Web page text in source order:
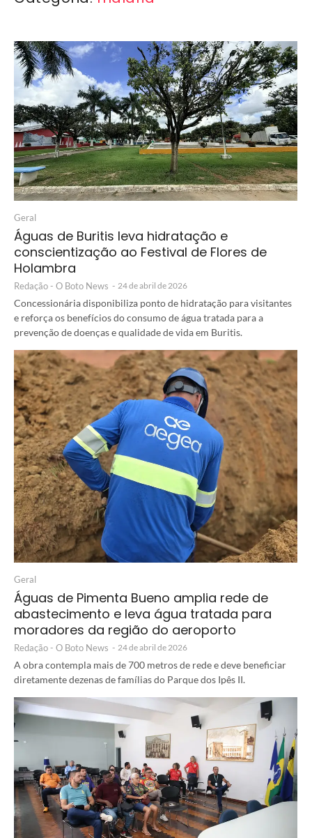
Geral
Águas de Buritis leva hidratação e
conscientização ao Festival de Flores de
Holambra
Redação - O Boto News - 24 de abril de 2026
Concessionária disponibiliza ponto de hidratação para visitantes
e reforça os benefícios do consumo de água tratada para a
prevenção de doenças e qualidade de vida em Buritis.
Geral
Águas de Pimenta Bueno amplia rede de
abastecimento e leva água tratada para
moradores da região do aeroporto
Redação - O Boto News - 24 de abril de 2026
A obra contempla mais de 700 metros de rede e deve beneficiar
diretamente dezenas de famílias do Parque dos Ipês II.